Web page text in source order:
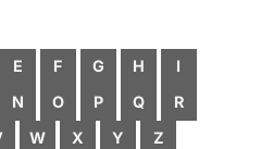
E F G H
I
N O P Q
R
W X Y Z